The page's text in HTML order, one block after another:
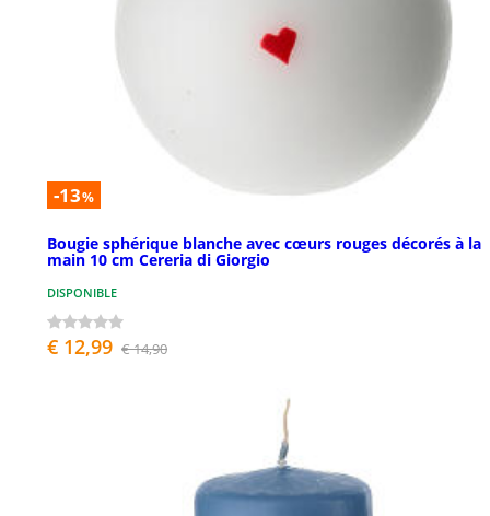
-13%
Bougie sphérique blanche avec cœurs rouges décorés à la
main 10 cm Cereria di Giorgio
DISPONIBLE
€ 12,99 € 14,90